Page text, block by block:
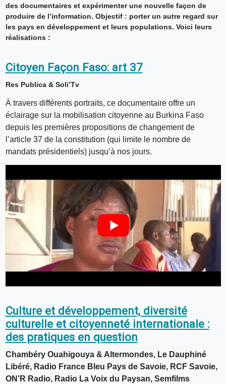
des documentaires et expérimenter une nouvelle façon de
produire de l’information. Objectif : porter un autre regard sur
les pays en développement et leurs populations. Voici leurs
réalisations :
Citoyen Façon Faso: art 37
Res Publica & Soli’Tv
À travers différents portraits, ce documentaire offre un
éclairage sur la mobilisation citoyenne au Burkina Faso
depuis les premières propositions de changement de
l’article 37 de la constitution (qui limite le nombre de
mandats présidentiels) jusqu’à nos jours.
Culture et développement, diversité
culturelle et citoyenneté internationale :
des pratiques en question
Chambéry Ouahigouya & Altermondes, Le Dauphiné
Libéré, Radio France Bleu Pays de Savoie, RCF Savoie,
ON’R Radio, Radio La Voix du Paysan, Semfilms